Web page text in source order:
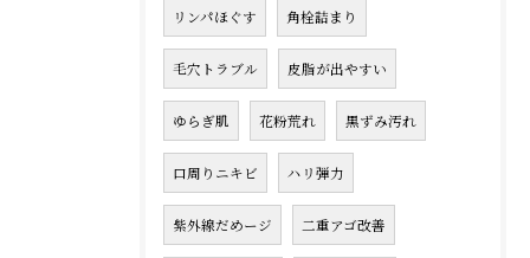
リンパほぐす 角栓詰まり
毛穴トラブル 皮脂が出やすい
ゆらぎ肌 花粉荒れ 黒ずみ汚れ
口周りニキビ ハリ弾力
紫外線だめージ 二重アゴ改善